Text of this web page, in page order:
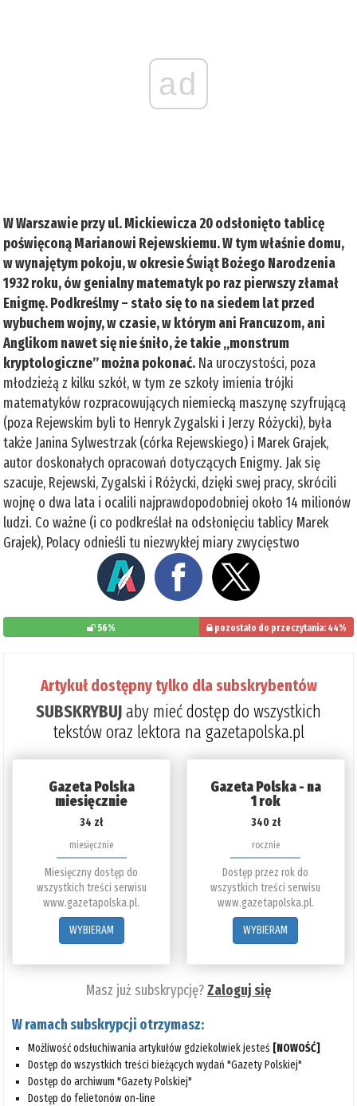
ad
W Warszawie przy ul. Mickiewicza 20 odsłonięto tablicę
poświęconą Marianowi Rejewskiemu. W tym właśnie domu,
w wynajętym pokoju, w okresie Świąt Bożego Narodzenia
1932 roku, ów genialny matematyk po raz pierwszy złamał
Enigmę. Podkreślmy – stało się to na siedem lat przed
wybuchem wojny, w czasie, w którym ani Francuzom, ani
Anglikom nawet się nie śniło, że takie „monstrum
kryptologiczne” można pokonać. Na uroczystości, poza
młodzieżą z kilku szkół, w tym ze szkoły imienia trójki
matematyków rozpracowujących niemiecką maszynę szyfrującą
(poza Rejewskim byli to Henryk Zygalski i Jerzy Różycki), była
także Janina Sylwestrzak (córka Rejewskiego) i Marek Grajek,
autor doskonałych opracowań dotyczących Enigmy. Jak się
szacuje, Rejewski, Zygalski i Różycki, dzięki swej pracy, skrócili
wojnę o dwa lata i ocalili najprawdopodobniej około 14 milionów
ludzi. Co ważne (i co podkreślał na odsłonięciu tablicy Marek
Grajek), Polacy odnieśli tu niezwykłej miary zwycięstwo
56% pozostało do przeczytania: 44%
Artykuł dostępny tylko dla subskrybentów
SUBSKRYBUJaby mieć dostęp do wszystkich
tekstów oraz lektora na gazetapolska.pl
Gazeta Polska
miesięcznie
34 zł
miesięcznie
Miesięczny dostęp do
wszystkich treści serwisu
www.gazetapolska.pl.
WYBIERAM
Gazeta Polska - na
1 rok
340 zł
rocznie
Dostęp przez rok do
wszystkich treści serwisu
www.gazetapolska.pl.
WYBIERAM
Masz już subskrypcję?Zaloguj się
W ramach subskrypcji otrzymasz:
Możliwość odsłuchiwania artykułów gdziekolwiek jesteś [NOWOŚĆ]
Dostęp do wszystkich treści bieżących wydań "Gazety Polskiej"
Dostęp do archiwum "Gazety Polskiej"
Dostęp do felietonów on-line